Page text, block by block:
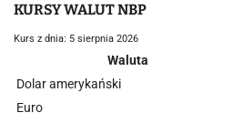
KURSY WALUT NBP
Kurs z dnia: 5 sierpnia 2026
Waluta
Dolar amerykański
Euro